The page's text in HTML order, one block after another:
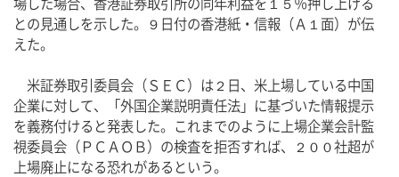
場した場合、香港証券取引所の同年利益を１５％押し上げる
との見通しを示した。９日付の香港紙・信報（Ａ１面）が伝
えた。
米証券取引委員会（ＳＥＣ）は２日、米上場している中国
企業に対して、「外国企業説明責任法」に基づいた情報提示
を義務付けると発表した。これまでのように上場企業会計監
視委員会（ＰＣＡＯＢ）の検査を拒否すれば、２００社超が
上場廃止になる恐れがあるという。